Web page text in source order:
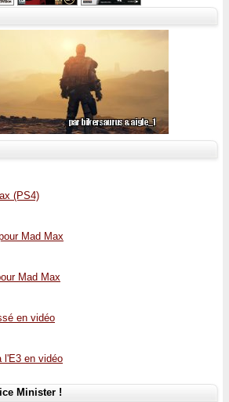
(PS4)
Mad Max
Mad Max
en vidéo
l'E3 en vidéo
Minister !